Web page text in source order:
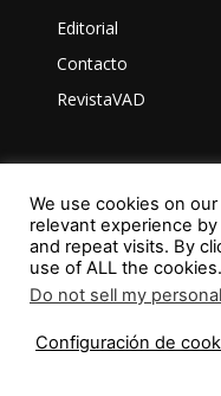
Editorial
Contacto
RevistaVAD
Aviso Legal
Privacidad
Política de Cookies
We use cookies on
relevant experience
and repeat visits. By
use of ALL the cookies.
Do not sell my
Configuración de